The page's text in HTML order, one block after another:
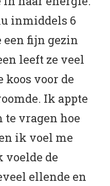
inmiddels 6
een fijn gezin
leeft ze veel
voor de
Ik appte
te vragen hoe
ik voel me
voelde de
ellende en